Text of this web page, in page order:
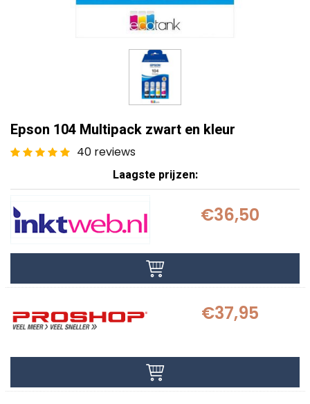
Epson 104 Multipack zwart en kleur
40 reviews
Laagste prijzen:
€36,50
€37,95